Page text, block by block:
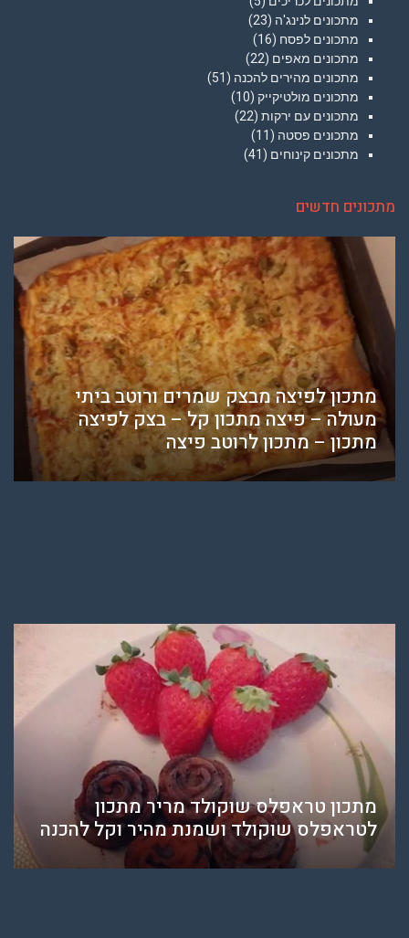
מתכונים לנינג'ה (23)
מתכונים לפסח (16)
מתכונים מאפים (22)
מתכונים מהירים להכנה (51)
מתכונים מולטיקייק (10)
מתכונים עם ירקות (22)
מתכונים פסטה (11)
מתכונים קינוחים (41)
מתכונים חדשים
מתכון לפיצה מבצק שמרים ורוטב ביתי
מעולה – פיצה מתכון קל – בצק לפיצה
מתכון – מתכון לרוטב פיצה
מתכון טראפלס שוקולד מריר מתכון
לטראפלס שוקולד ושמנת מהיר וקל להכנה